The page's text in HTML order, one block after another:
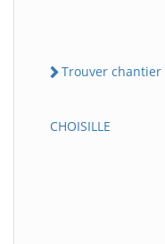
Trouver chantier
CHOISILLE